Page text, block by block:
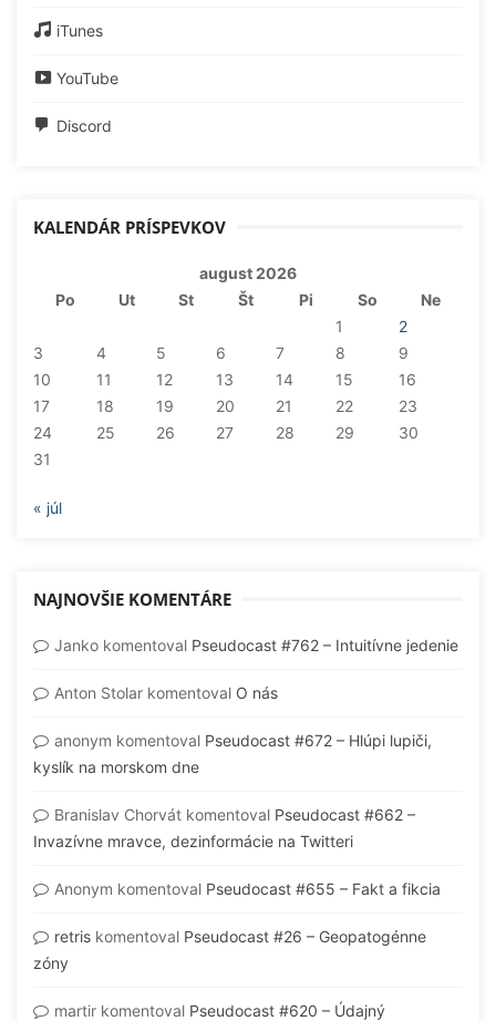
iTunes
YouTube
Discord
KALENDÁR PRÍSPEVKOV
august 2026
Po
Ut St Št Pi So
Ne
1
2
3
4 5 6 7 8
9
10
11 12 13 14 15
16
17
18 19 20 21 22
23
24
25 26 27 28 29
30
31
« júl
NAJNOVŠIE KOMENTÁRE
Janko komentoval Pseudocast #762 – Intuitívne jedenie
Anton Stolar komentoval O nás
anonym komentoval Pseudocast #672 – Hlúpi lupiči,
kyslík na morskom dne
Branislav Chorvát komentoval Pseudocast #662 –
Invazívne mravce, dezinformácie na Twitteri
Anonym komentoval Pseudocast #655 – Fakt a fikcia
retris komentoval Pseudocast #26 – Geopatogénne
zóny
martir komentoval Pseudocast #620 – Údajný